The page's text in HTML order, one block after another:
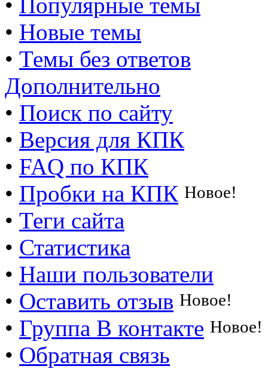
• Популярные темы
• Новые темы
• Темы без ответов
Дополнительно
• Поиск по сайту
• Версия для КПК
• FAQ по КПК
• Пробки на КПК Новое!
• Теги сайта
• Статистика
• Наши пользователи
• Оставить отзыв Новое!
• Группа В контакте Новое!
• Обратная связь